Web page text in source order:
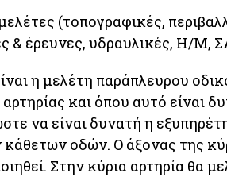
(τοπογραφικές,
& έρευνες, υδραυλικές, Η/Μ,
η μελέτη παράπλευρου
αρτηρίας και όπου αυτό είναι
να είναι δυνατή η
κάθετων οδών. Ο άξονας της
Στην κύρια αρτηρία θα